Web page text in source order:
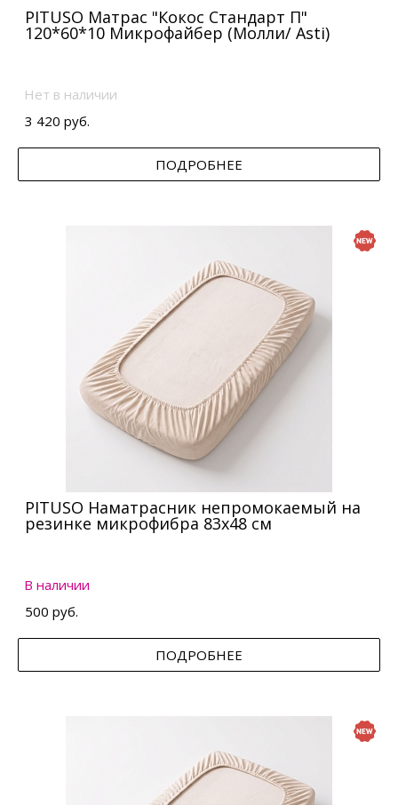
PITUSO Матрас "Кокос Стандарт П"
120*60*10 Микрофайбер (Молли/ Asti)
Нет в наличии
3 420 руб.
ПОДРОБНЕЕ
PITUSO Наматрасник непромокаемый на
резинке микрофибра 83х48 см
В наличии
500 руб.
ПОДРОБНЕЕ